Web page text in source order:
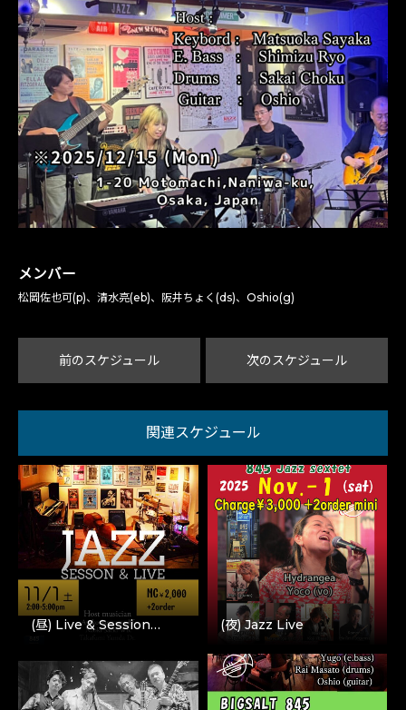
メンバー
松岡佐也可(p)、清水亮(eb)、阪井ちょく(ds)、Oshio(g)
前のスケジュール 次のスケジュール
関連スケジュール
(昼) Live & Session… (夜) Jazz Live